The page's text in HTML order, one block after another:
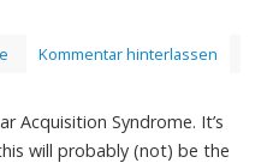
Kommentar hinterlassen
Acquisition Syndrome. It’s
will probably (not) be the